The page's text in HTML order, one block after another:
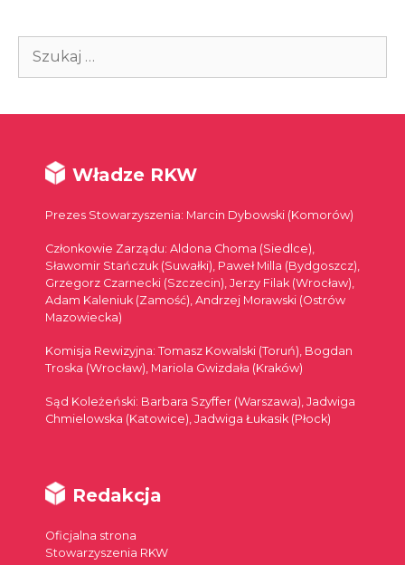
Szukaj:
Władze RKW
Prezes Stowarzyszenia: Marcin Dybowski (Komorów)
Członkowie Zarządu: Aldona Choma (Siedlce),
Sławomir Stańczuk (Suwałki), Paweł Milla (Bydgoszcz),
Grzegorz Czarnecki (Szczecin), Jerzy Filak (Wrocław),
Adam Kaleniuk (Zamość), Andrzej Morawski (Ostrów
Mazowiecka)
Komisja Rewizyjna: Tomasz Kowalski (Toruń), Bogdan
Troska (Wrocław), Mariola Gwizdała (Kraków)
Sąd Koleżeński: Barbara Szyffer (Warszawa), Jadwiga
Chmielowska (Katowice), Jadwiga Łukasik (Płock)
Redakcja
Oficjalna strona
Stowarzyszenia RKW